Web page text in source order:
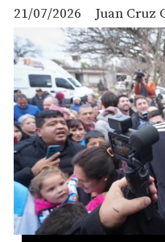
Juan Cruz
21/07/2026